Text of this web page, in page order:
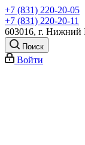
+7 (831) 220-20-05
+7 (831) 220-20-11
603016, г. Нижний
Поиск
Войти